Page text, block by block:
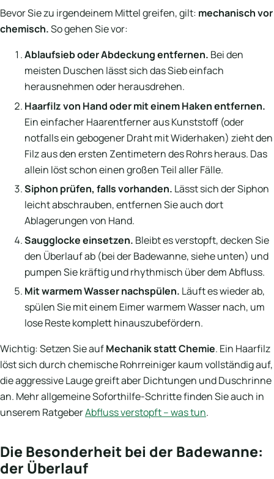
Bevor Sie zu irgendeinem Mittel greifen, gilt: mechanisch vor
chemisch.So gehen Sie vor:
Ablaufsieb oder Abdeckung entfernen. Bei den
meisten Duschen lässt sich das Sieb einfach
herausnehmen oder herausdrehen.
Haarfilz von Hand oder mit einem Haken entfernen.
Ein einfacher Haarentferner aus Kunststoff (oder
notfalls ein gebogener Draht mit Widerhaken) zieht den
Filz aus den ersten Zentimetern des Rohrs heraus. Das
allein löst schon einen großen Teil aller Fälle.
Siphon prüfen, falls vorhanden. Lässt sich der Siphon
leicht abschrauben, entfernen Sie auch dort
Ablagerungen von Hand.
Saugglocke einsetzen. Bleibt es verstopft, decken Sie
den Überlauf ab (bei der Badewanne, siehe unten) und
pumpen Sie kräftig und rhythmisch über dem Abfluss.
Mit warmem Wasser nachspülen. Läuft es wieder ab,
spülen Sie mit einem Eimer warmem Wasser nach, um
lose Reste komplett hinauszubefördern.
Wichtig: Setzen Sie aufMechanik statt Chemie. Ein Haarfilz
löst sich durch chemische Rohrreiniger kaum vollständig auf,
die aggressive Lauge greift aber Dichtungen und Duschrinne
an. Mehr allgemeine Soforthilfe-Schritte finden Sie auch in
unserem RatgeberAbfluss verstopft – was tun.
Die Besonderheit bei der Badewanne:
der Überlauf